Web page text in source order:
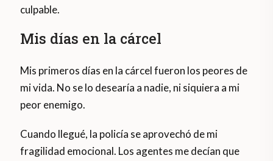
culpable.
Mis días en la cárcel
Mis primeros días en la cárcel fueron los peores de
mi vida. No se lo desearía a nadie, ni siquiera a mi
peor enemigo.
Cuando llegué, la policía se aprovechó de mi
fragilidad emocional. Los agentes me decían que